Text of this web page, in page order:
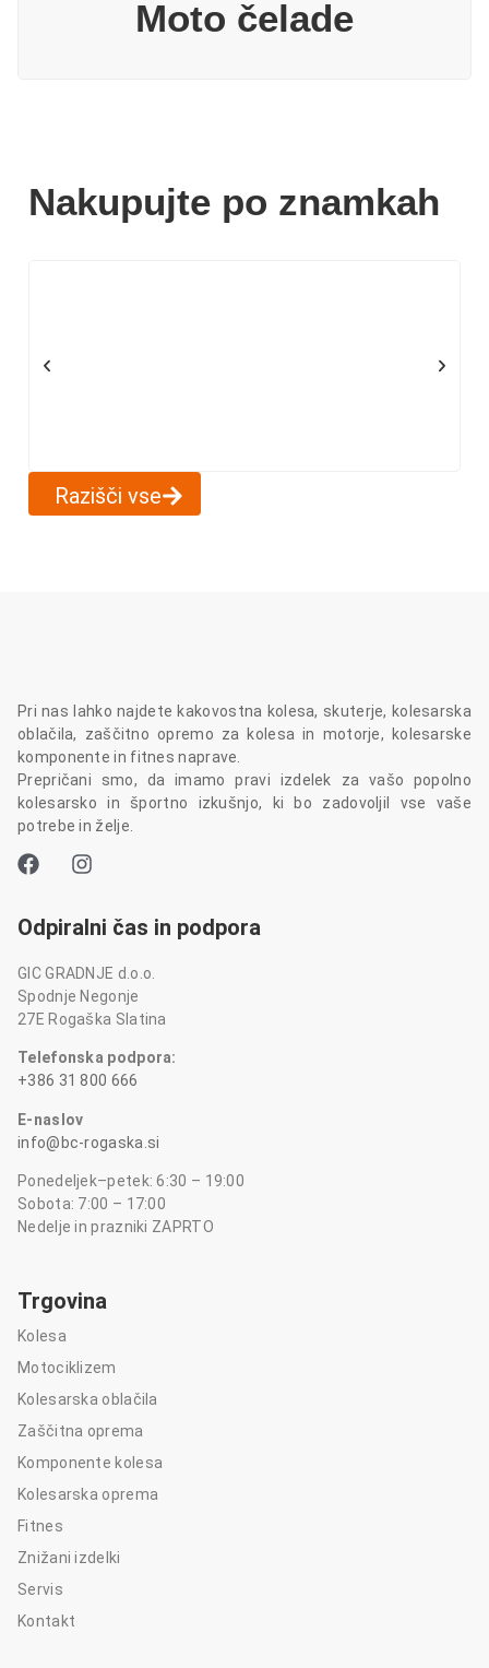
Moto čelade
Nakupujte po znamkah
Razišči vse
Pri nas lahko najdete kakovostna kolesa, skuterje, kolesarska
oblačila, zaščitno opremo za kolesa in motorje, kolesarske
komponente in fitnes naprave.
Prepričani smo, da imamo pravi izdelek za vašo popolno
kolesarsko in športno izkušnjo, ki bo zadovoljil vse vaše
potrebe in želje.
Odpiralni čas in podpora
GIC GRADNJE d.o.o.
Spodnje Negonje
27E Rogaška Slatina
Telefonska podpora:
+386 31 800 666
E-naslov
info@bc-rogaska.si
Ponedeljek–petek: 6:30 – 19:00
Sobota: 7:00 – 17:00
Nedelje in prazniki ZAPRTO
Trgovina
Kolesa
Motociklizem
Kolesarska oblačila
Zaščitna oprema
Komponente kolesa
Kolesarska oprema
Fitnes
Znižani izdelki
Servis
Kontakt